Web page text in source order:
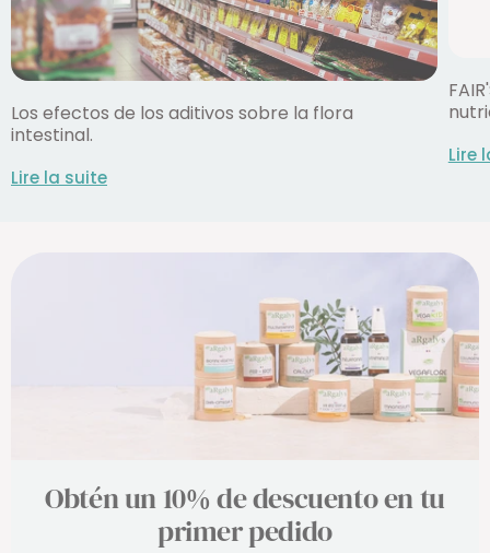
Los efectos de los aditivos sobre la flora
intestinal.
Lire la suite
Lire
Obtén un 10% de descuento en tu
primer pedido